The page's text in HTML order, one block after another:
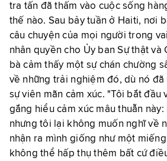
tra tấn đã thấm vào cuộc sống
thế nào. Sau bảy tuần ở Haiti, nơi
câu chuyện của mọi người trong
nhân quyền cho Ủy ban Sự thật và
bà cảm thấy một sự chán chường
về những trải nghiệm đó, dù nó đã
sự viên mãn cảm xúc. "Tôi bắt đầu
gắng hiểu cảm xúc mâu thuẫn
nhưng tôi lại không muốn nghĩ về
nhận ra mình giống như một
không thể hấp thụ thêm bất cứ